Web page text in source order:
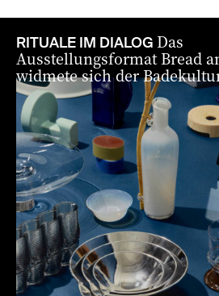
RITUALE IM DIALOG Das
Ausstellungsformat Bread
widmete sich der